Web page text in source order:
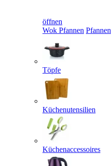
öffnen
Wok Pfannen Pfannen
Töpfe
Küchenutensilien
Küchenaccessoires